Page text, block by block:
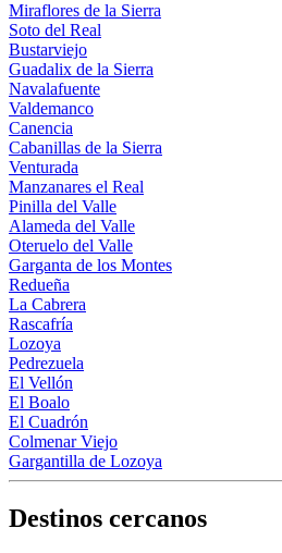
Miraflores de la Sierra
Soto del Real
Bustarviejo
Guadalix de la Sierra
Navalafuente
Valdemanco
Canencia
Cabanillas de la Sierra
Venturada
Manzanares el Real
Pinilla del Valle
Alameda del Valle
Oteruelo del Valle
Garganta de los Montes
Redueña
La Cabrera
Rascafría
Lozoya
Pedrezuela
El Vellón
El Boalo
El Cuadrón
Colmenar Viejo
Gargantilla de Lozoya
Destinos cercanos